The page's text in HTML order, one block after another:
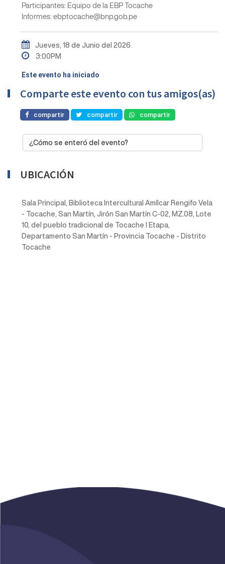
Participantes: Equipo de la EBP Tocache
Informes: ebptocache@bnp.gob.pe
Jueves, 18 de Junio del 2026
3:00PM
Este evento ha iniciado
Comparte este evento con tus amigos(as)
compartir compartir compartir
¿Cómo se enteró del evento?
UBICACIÓN
Sala Principal, Biblioteca Intercultural Amílcar Rengifo Vela
- Tocache, San Martín, Jirón San Martín C-02, MZ.08, Lote
10, del pueblo tradicional de Tocache I Etapa,
Departamento San Martín - Provincia Tocache - Distrito
Tocache